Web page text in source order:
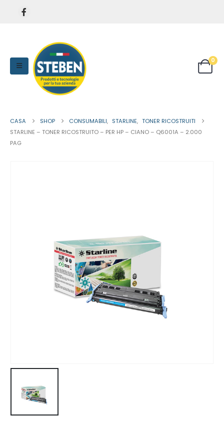
0
CASA SHOP CONSUMABILI, STARLINE, TONER RICOSTRUITI
STARLINE – TONER RICOSTRUITO – PER HP – CIANO – Q6001A – 2.000
PAG